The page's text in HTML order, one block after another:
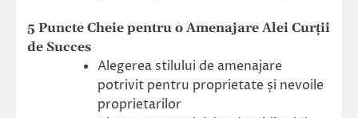
5 Puncte Cheie pentru o Amenajare Alei Curții
de Succes
Alegerea stilului de amenajare
potrivit pentru proprietate și nevoile
proprietarilor